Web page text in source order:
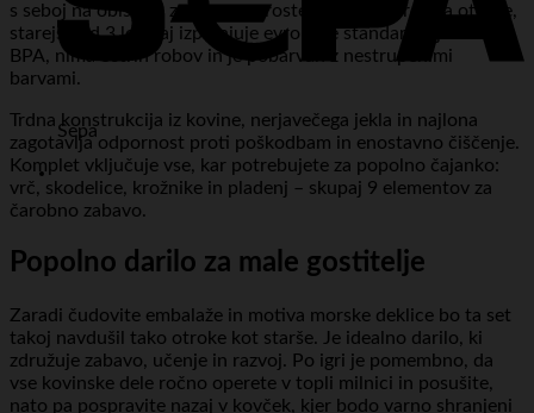
Sepa
s seboj na obisk ali za igro na prostem. Set je varen za otroke,
starejše od 3 let, saj izpolnjuje evropske standarde, je brez
BPA, nima ostrih robov in je pobarvan z nestrupenimi
barvami.
Trdna konstrukcija iz kovine, nerjavečega jekla in najlona
zagotavlja odpornost proti poškodbam in enostavno čiščenje.
Komplet vključuje vse, kar potrebujete za popolno čajanko:
vrč, skodelice, krožnike in pladenj – skupaj 9 elementov za
čarobno zabavo.
Popolno darilo za male gostitelje
Zaradi čudovite embalaže in motiva morske deklice bo ta set
takoj navdušil tako otroke kot starše. Je idealno darilo, ki
združuje zabavo, učenje in razvoj. Po igri je pomembno, da
vse kovinske dele ročno operete v topli milnici in posušite,
nato pa pospravite nazaj v kovček, kjer bodo varno shranjeni